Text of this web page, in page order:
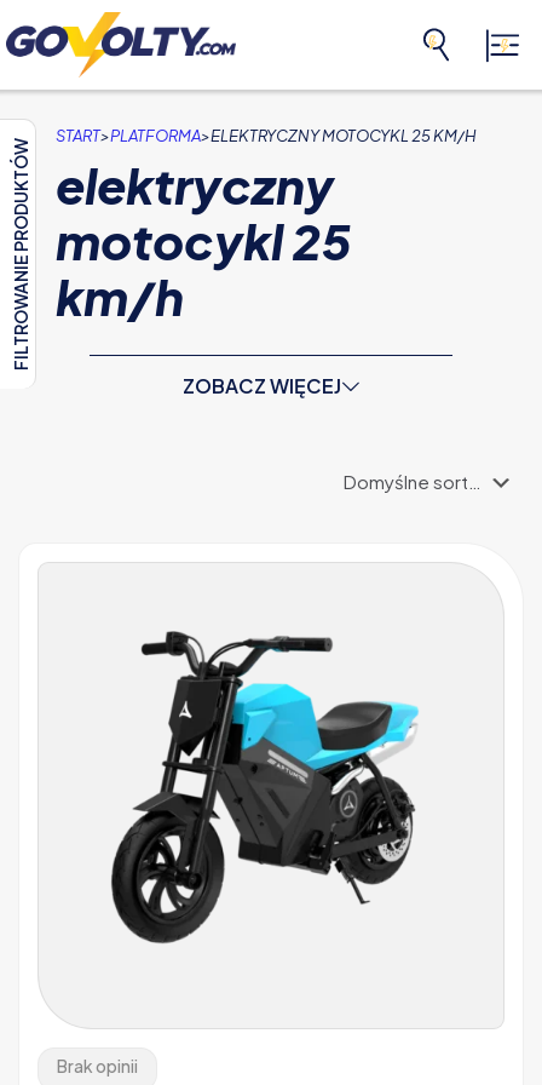
FILTROWANIE PRODUKTÓW
START>PLATFORMA>ELEKTRYCZNY MOTOCYKL 25 KM/H
elektryczny
motocykl 25
km/h
ZOBACZ WIĘCEJ
Brak opinii